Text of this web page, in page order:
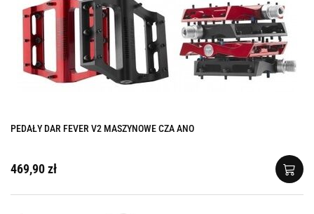
PEDAŁY DAR FEVER V2 MASZYNOWE CZA ANO
469,90 zł